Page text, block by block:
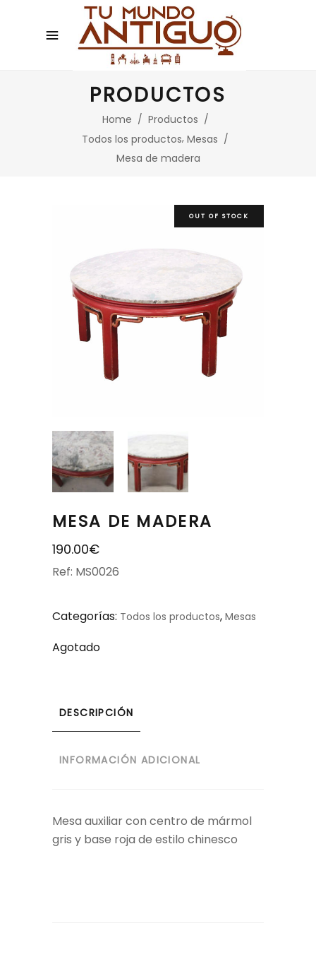
PRODUCTOS
Home / Productos /
Todos los productos, Mesas /
Mesa de madera
OUT OF STOCK
MESA DE MADERA
190.00€
Ref: MS0026
Categorías: Todos los productos, Mesas
Agotado
DESCRIPCIÓN
INFORMACIÓN ADICIONAL
Mesa auxiliar con centro de mármol
gris y base roja de estilo chinesco